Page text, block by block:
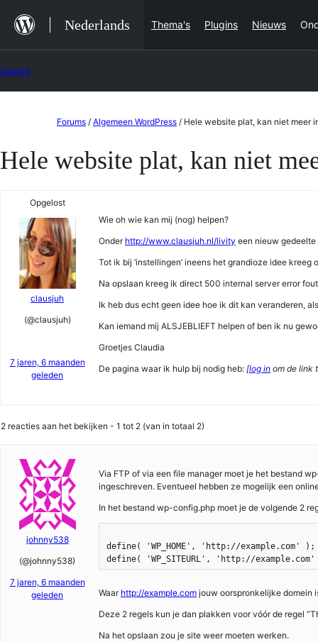
naar
de
inhoud
Nederlands Thema's Plugins Nieuws
de
Forums / Algemeen WordPress / Hele website plat, kan niet meer
Hele website plat, kan niet
Opgelost
clausjuh
(@clausjuh)
7 jaren, 6 maanden
geleden
Wie oh wie kan mij (nog) helpen?
Onder http://www.clausjuh.nl/livity een nieuw
Tot ik bij ‘instellingen’ ineens het grandioze idee
Na opslaan kreeg ik direct 500 internal server error
Ik heb dus echt geen idee hoe ik dit kan veranderen,
Kan iemand mij ALSJEBLIEFT helpen of ben ik nu
Groetjes Claudia
De pagina waar ik hulp bij nodig heb: [log in om de link
2 reacties aan het bekijken - 1 tot 2 (van in totaal 2)
johnny538
(@johnny538)
7 jaren, 6 maanden
geleden
Via FTP of via een file manager moet je het bestand
ingeschreven. Eventueel hebben ze mogelijk een
In het bestand wp-config.php moet je de volgende 2
define( 'WP_HOME', 'http://example.com' );
Waar http://example.com jouw oorspronkelijke domein
Deze 2 regels kun je dan plakken voor vóór de regel
Na het opslaan zou je site weer moeten werken.